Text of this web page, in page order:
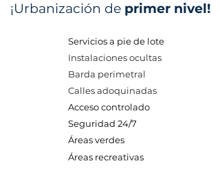
¡Urbanización de primer nivel!
Servicios a pie de lote
Instalaciones ocultas
Barda perimetral
Calles adoquinadas
Acceso controlado
Seguridad 24/7
Áreas verdes
Áreas recreativas